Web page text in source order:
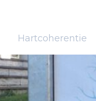
Hartcoherentie